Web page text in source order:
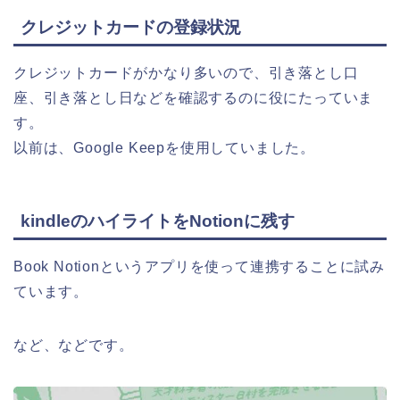
クレジットカードの登録状況
クレジットカードがかなり多いので、引き落とし口
座、引き落とし日などを確認するのに役にたっていま
す。
以前は、Google Keepを使用していました。
kindleのハイライトをNotionに残す
Book Notionというアプリを使って連携することに試み
ています。
など、などです。